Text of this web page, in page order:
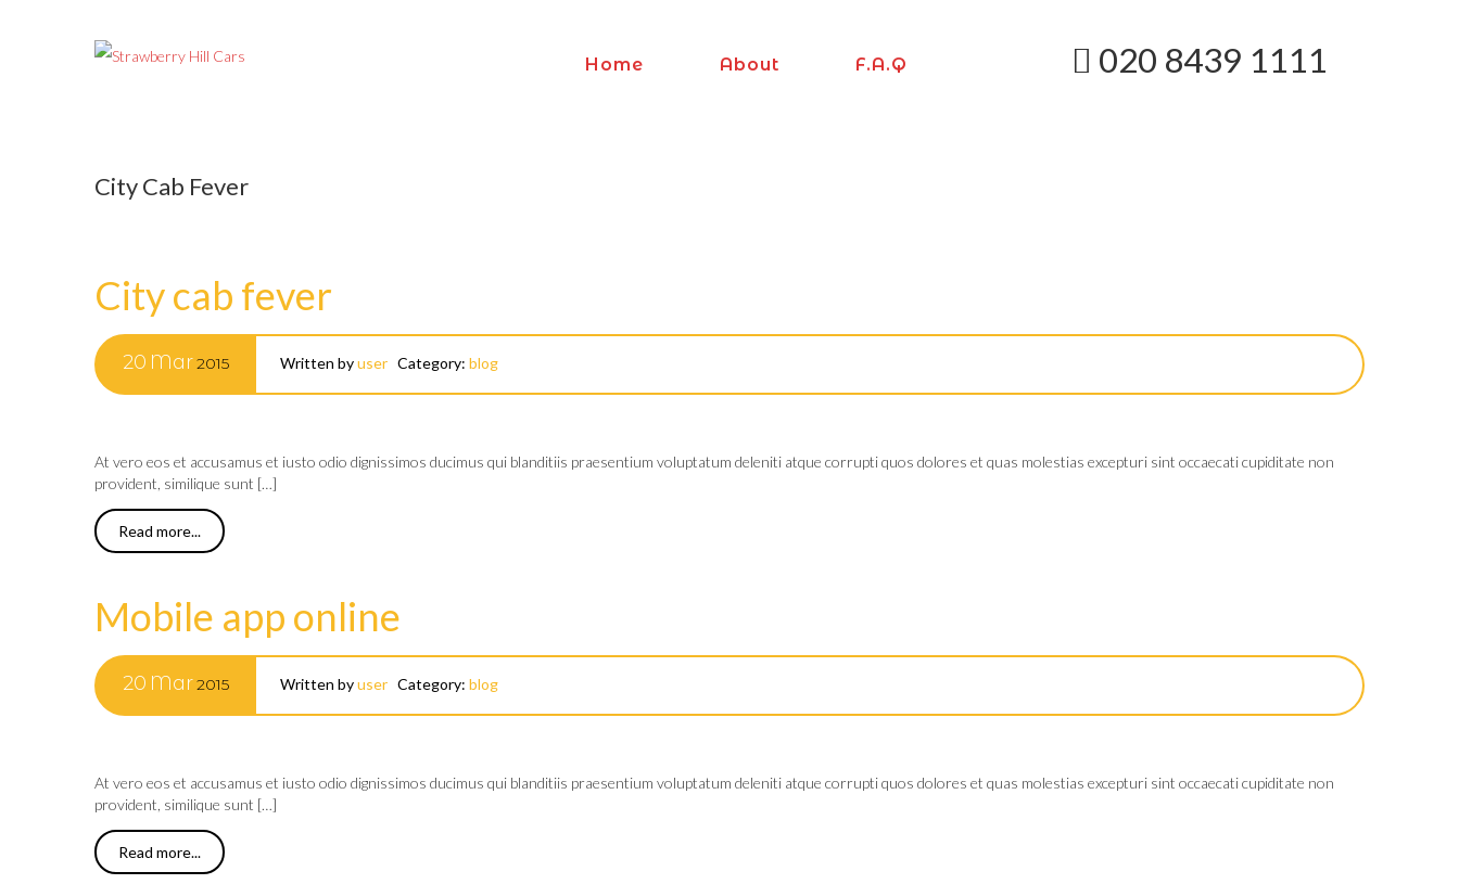
Home About F.a.q 020 8439 1111
City Cab Fever
City cab fever
20 Mar2015 Written byuser Category: blog
At vero eos et accusamus et iusto odio dignissimos ducimus qui blanditiis praesentium voluptatum deleniti atque corrupti quos dolores et quas molestias excepturi sint occaecati cupiditate non
provident, similique sunt […]
Read more...
Mobile app online
20 Mar2015 Written byuser Category: blog
At vero eos et accusamus et iusto odio dignissimos ducimus qui blanditiis praesentium voluptatum deleniti atque corrupti quos dolores et quas molestias excepturi sint occaecati cupiditate non
provident, similique sunt […]
Read more...